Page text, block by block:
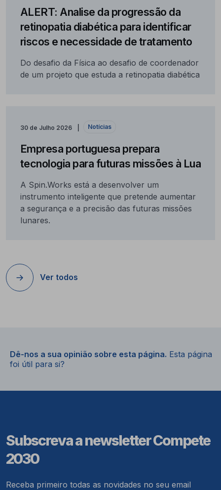
ALERT: Analise da progressão da
retinopatia diabética para identificar
riscos e necessidade de tratamento
Do desafio da Física ao desafio de coordenador
de um projeto que estuda a retinopatia diabética
30 de Julho 2026 Notícias
Empresa portuguesa prepara
tecnologia para futuras missões à Lua
A Spin.Works está a desenvolver um
instrumento inteligente que pretende aumentar
a segurança e a precisão das futuras missões
lunares.
Ver todos
Dê-nos a sua opinião sobre esta página. Esta página
foi útil para si?
Subscreva a newsletter Compete
2030
Receba primeiro todas as novidades no seu email